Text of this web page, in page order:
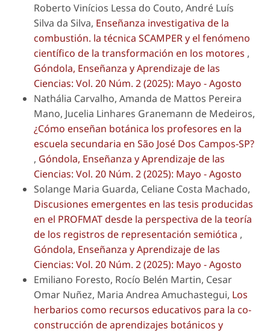
Roberto Vinícios Lessa do Couto, André Luís
Silva da Silva, Enseñanza investigativa de la
combustión. la técnica SCAMPER y el fenómeno
científico de la transformación en los motores ,
Góndola, Enseñanza y Aprendizaje de las
Ciencias: Vol. 20 Núm. 2 (2025): Mayo - Agosto
Nathália Carvalho, Amanda de Mattos Pereira
Mano, Jucelia Linhares Granemann de Medeiros,
¿Cómo enseñan botánica los profesores en la
escuela secundaria en São José Dos Campos-SP?
, Góndola, Enseñanza y Aprendizaje de las
Ciencias: Vol. 20 Núm. 2 (2025): Mayo - Agosto
Solange Maria Guarda, Celiane Costa Machado,
Discusiones emergentes en las tesis producidas
en el PROFMAT desde la perspectiva de la teoría
de los registros de representación semiótica ,
Góndola, Enseñanza y Aprendizaje de las
Ciencias: Vol. 20 Núm. 2 (2025): Mayo - Agosto
Emiliano Foresto, Rocío Belén Martin, Cesar
Omar Nuñez, Maria Andrea Amuchastegui, Los
herbarios como recursos educativos para la co-
construcción de aprendizajes botánicos y